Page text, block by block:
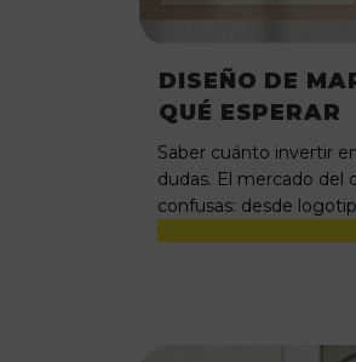
DISEÑO DE
QUÉ ESPERAR
Saber cuánto invertir
dudas. El mercado del
confusas: desde